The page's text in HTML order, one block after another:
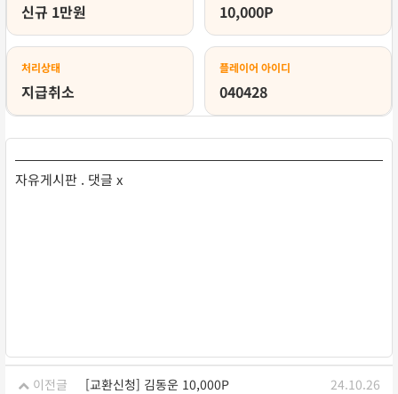
신규 1만원 10,000P
처리상태
지급취소
플레이어 아이디
040428
자유게시판 . 댓글 x
이전글 [교환신청] 김동운 10,000P 24.10.26